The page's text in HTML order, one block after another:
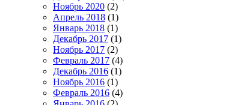
Ноябрь 2020 (2)
Апрель 2018 (1)
Январь 2018 (1)
Декабрь 2017 (1)
Ноябрь 2017 (2)
Февраль 2017 (4)
Декабрь 2016 (1)
Ноябрь 2016 (1)
Февраль 2016 (4)